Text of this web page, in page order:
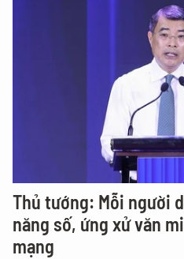
Thủ tướng: Mỗi người
năng số, ứng xử văn
mạng